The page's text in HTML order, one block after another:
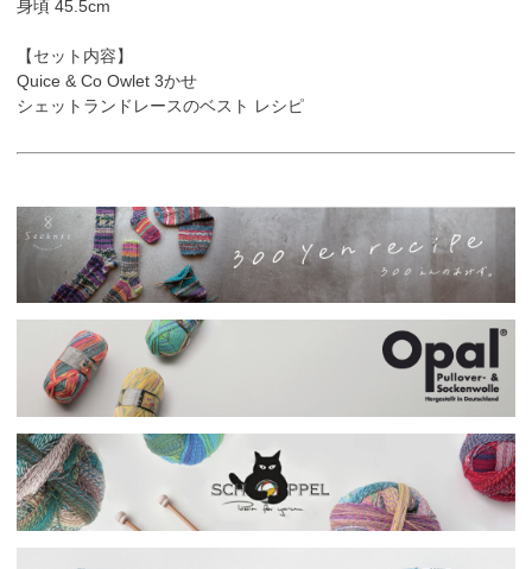
身頃 45.5cm
【セット内容】
Quice & Co Owlet 3かせ
シェットランドレースのベスト レシピ